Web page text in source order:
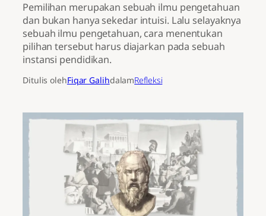
Pemilihan merupakan sebuah ilmu pengetahuan
dan bukan hanya sekedar intuisi. Lalu selayaknya
sebuah ilmu pengetahuan, cara menentukan
pilihan tersebut harus diajarkan pada sebuah
instansi pendidikan.
Ditulis olehFiqar GalihdalamRefleksi